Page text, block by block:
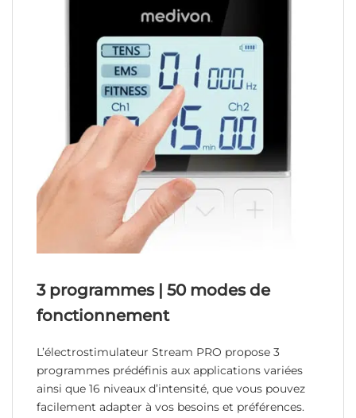
3 programmes | 50 modes de
fonctionnement
L’électrostimulateur Stream PRO propose 3
programmes prédéfinis aux applications variées
ainsi que 16 niveaux d’intensité, que vous pouvez
facilement adapter à vos besoins et préférences.